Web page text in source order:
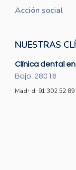
Acción social
NUESTRAS
Clínica dental
Bajo. 28016
Madrid: 91 302 52 89